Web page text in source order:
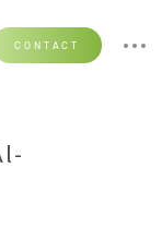
CONTACT